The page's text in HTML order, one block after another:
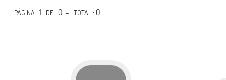
PÁGINA 1 DE 0 -TOTAL: 0